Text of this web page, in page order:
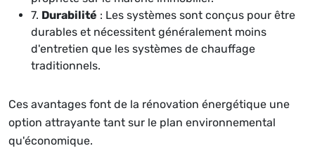
7. Durabilité : Les systèmes sont conçus pour être
durables et nécessitent généralement moins
d'entretien que les systèmes de chauffage
traditionnels.
Ces avantages font de la rénovation énergétique une
option attrayante tant sur le plan environnemental
qu'économique.